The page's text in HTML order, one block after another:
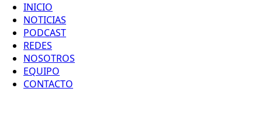
INICIO
NOTICIAS
PODCAST
REDES
NOSOTROS
EQUIPO
CONTACTO